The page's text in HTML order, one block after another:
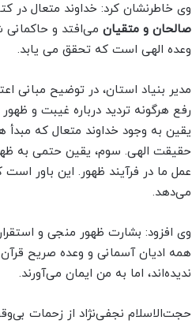
وی خاطرنشان کرد: خداوند متعال در
صالحان و متقیان می‌افتد و
وعده الهی است که تحقق می یابد.
مدیر بنیاد استان، در توضیح مبانی
رفع هرگونه تردید درباره غیبت و
یقین به وجود خداوند متعال که
حقیقت الهی. سوم، یقین حتمی به
عمل ما در فرآیند ظهور. این باور
می‌دهد.
وی افزود: بشارت ظهور منجی و
همه ادیان آسمانی و وعده صریح قرآن
ندیده‌اند، اما به من ایمان می‌آورند.
حجت‌الاسلام نجفی‌نژاد از زحمات